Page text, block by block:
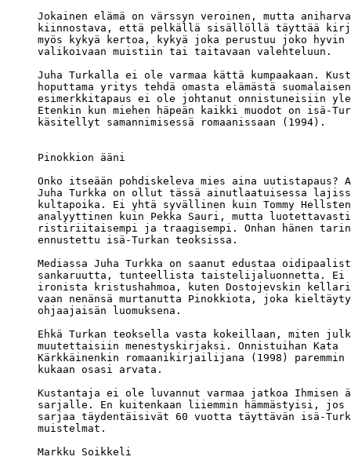
Jokainen elämä on värssyn veroinen, mutta
kiinnostava, että pelkällä sisällöllä täyttää
myös kykyä kertoa, kykyä joka perustuu joko hyvin
valikoivaan muistiin tai taitavaan valehteluun.
Juha Turkalla ei ole varmaa kättä kumpaakaan.
hoputtama yritys tehdä omasta elämästä
esimerkkitapaus ei ole johtanut onnistuneisiin
Etenkin kun miehen häpeän kaikki muodot on isä-
käsitellyt samannimisessä romaanissaan (1994).
Pinokkion ääni
Onko itseään pohdiskeleva mies aina uutistapaus?
Juha Turkka on ollut tässä ainutlaatuisessa
kultapoika. Ei yhtä syvällinen kuin Tommy
analyyttinen kuin Pekka Sauri, mutta
ristiriitaisempi ja traagisempi. Onhan hänen
ennustettu isä-Turkan teoksissa.
Mediassa Juha Turkka on saanut edustaa
sankaruutta, tunteellista taistelijaluonnetta.
ironista kristushahmoa, kuten Dostojevskin
vaan nenänsä murtanutta Pinokkiota, joka
ohjaajaisän luomuksena.
Ehkä Turkan teoksella vasta kokeillaan, miten
muutettaisiin menestyskirjaksi. Onnistuihan Kata
Kärkkäinenkin romaanikirjailijana (1998)
kukaan osasi arvata.
Kustantaja ei ole luvannut varmaa jatkoa Ihmisen
sarjalle. En kuitenkaan liiemmin hämmästyisi, jos
sarjaa täydentäisivät 60 vuotta täyttävän isä-
muistelmat.
Markku Soikkeli